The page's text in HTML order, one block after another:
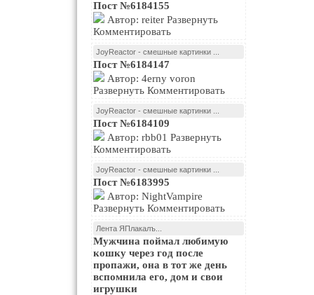
Пост №6184155
Комментировать
JoyReactor - смешные картинки ...
Пост №6184147
Развернуть Комментировать
JoyReactor - смешные картинки ...
Пост №6184109
Комментировать
JoyReactor - смешные картинки ...
Пост №6183995
Развернуть Комментировать
Лента ЯПлакалъ...
Мужчина поймал любимую
кошку через год после
пропажи, она в тот же день
вспомнила его, дом и свои
игрушки